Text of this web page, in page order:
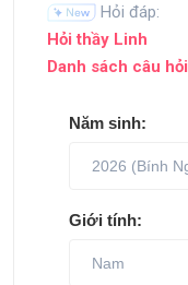
Hỏi đáp:
Hỏi thầy Linh
Danh sách câu hỏi
Năm sinh:
Giới tính: